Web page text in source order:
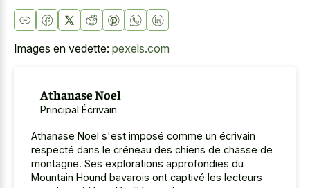
Images en vedette: pexels.com
Athanase Noel
Principal Écrivain
Athanase Noel s'est imposé comme un écrivain
respecté dans le créneau des chiens de chasse de
montagne. Ses explorations approfondies du
Mountain Hound bavarois ont captivé les lecteurs